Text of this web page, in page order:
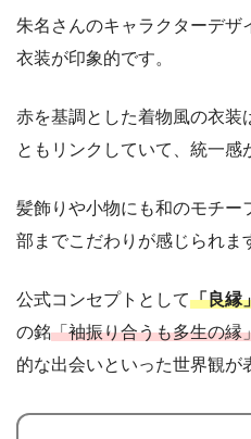
朱名さんのキャラクターデザ
衣装が印象的です。
赤を基調とした着物風の衣装
ともリンクしていて、統一感
髪飾りや小物にも和のモチー
部までこだわりが感じられま
公式コンセプトとして「良縁
の銘「袖振り合うも多生の縁
的な出会いといった世界観が